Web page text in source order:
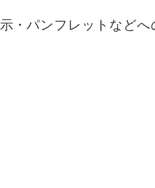
・パンフレットなどへ